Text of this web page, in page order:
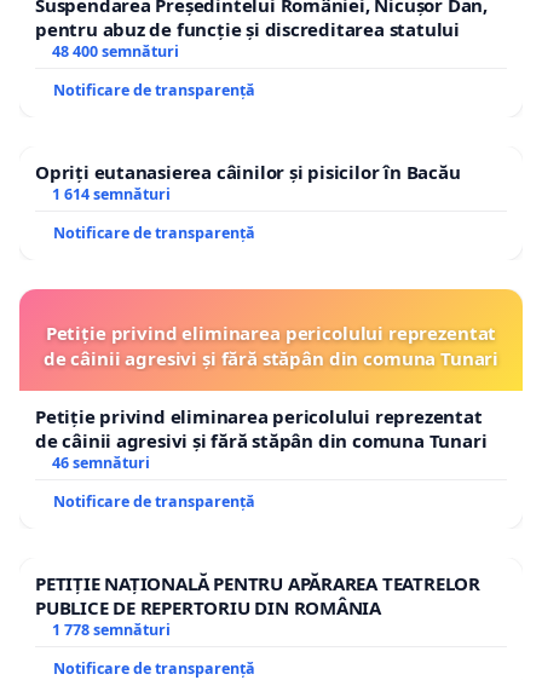
pentru abuz de funcție și discreditarea statului
48 400 semnături
Notificare de transparență
Opriți eutanasierea câinilor și pisicilor în Bacău
1 614 semnături
Notificare de transparență
Petiție privind eliminarea pericolului reprezentat
de câinii agresivi și fără stăpân din comuna Tunari
Petiție privind eliminarea pericolului reprezentat
de câinii agresivi și fără stăpân din comuna Tunari
46 semnături
Notificare de transparență
PETIȚIE NAȚIONALĂ PENTRU APĂRAREA TEATRELOR
PUBLICE DE REPERTORIU DIN ROMÂNIA
1 778 semnături
Notificare de transparență